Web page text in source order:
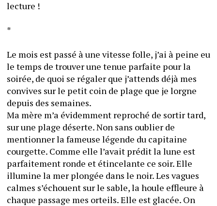
*
Le mois est passé à une vitesse folle, j’ai à peine eu
le temps de trouver une tenue parfaite pour la
soirée, de quoi se régaler que j’attends déjà mes
convives sur le petit coin de plage que je lorgne
Ma mère m’a évidemment reproché de sortir tard,
sur une plage déserte. Non sans oublier de
mentionner la fameuse légende du capitaine
courgette. Comme elle l’avait prédit la lune est
parfaitement ronde et étincelante ce soir. Elle
illumine la mer plongée dans le noir. Les vagues
calmes s’échouent sur le sable, la houle effleure à
chaque passage mes orteils. Elle est glacée. On